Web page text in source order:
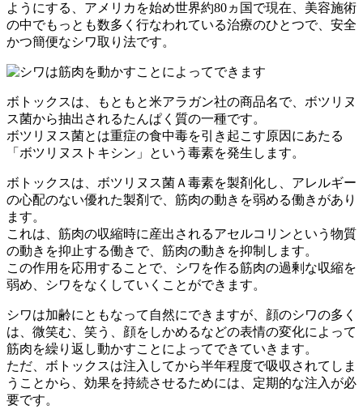
ようにする、アメリカを始め世界約80ヵ国で現在、美容施術
の中でもっとも数多く行なわれている治療のひとつで、安全
かつ簡便なシワ取り法です。
ボトックスは、もともと米アラガン社の商品名で、ボツリヌ
ス菌から抽出されるたんぱく質の一種です。
ボツリヌス菌とは重症の食中毒を引き起こす原因にあたる
「ボツリヌストキシン」という毒素を発生します。
ボトックスは、ボツリヌス菌Ａ毒素を製剤化し、アレルギー
の心配のない優れた製剤で、筋肉の動きを弱める働きがあり
ます。
これは、筋肉の収縮時に産出されるアセルコリンという物質
の動きを抑止する働きで、筋肉の動きを抑制します。
この作用を応用することで、シワを作る筋肉の過剰な収縮を
弱め、シワをなくしていくことができます。
シワは加齢にともなって自然にできますが、顔のシワの多く
は、微笑む、笑う、顔をしかめるなどの表情の変化によって
筋肉を繰り返し動かすことによってできていきます。
ただ、ボトックスは注入してから半年程度で吸収されてしま
うことから、効果を持続させるためには、定期的な注入が必
要です。